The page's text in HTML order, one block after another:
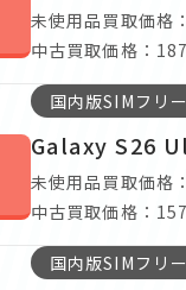
未使用品買取価格：
中古買取価格：
国内版SIMフリー
Galaxy S26
未使用品買取価格：
中古買取価格：
国内版SIMフリー